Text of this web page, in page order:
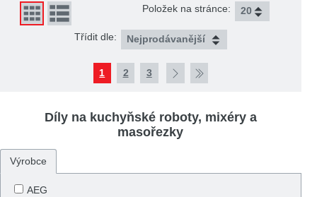
Položek na stránce:
Třídit dle:
1 2 3
Díly na kuchyňské roboty, mixéry a
masořezky
Výrobce
AEG